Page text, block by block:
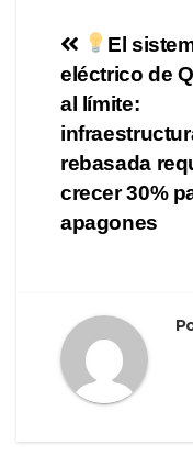
de
El
eléctrico de
al límite:
rebasada
crecer 30%
apagones